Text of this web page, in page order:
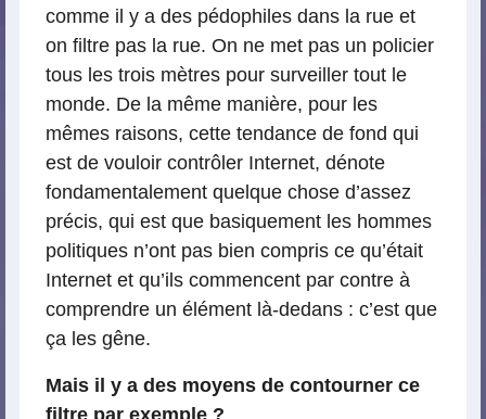
comme il y a des pédophiles dans la rue et
on filtre pas la rue. On ne met pas un policier
tous les trois mètres pour surveiller tout le
monde. De la même manière, pour les
mêmes raisons, cette tendance de fond qui
est de vouloir contrôler Internet, dénote
fondamentalement quelque chose d’assez
précis, qui est que basiquement les hommes
politiques n’ont pas bien compris ce qu’était
Internet et qu’ils commencent par contre à
comprendre un élément là-dedans : c’est que
ça les gêne.
Mais il y a des moyens de contourner ce